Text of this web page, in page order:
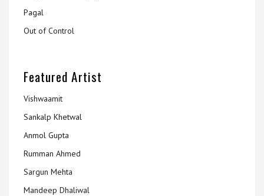
Pagal
Out of Control
Featured Artist
Vishwaamit
Sankalp Khetwal
Anmol Gupta
Rumman Ahmed
Sargun Mehta
Mandeep Dhaliwal